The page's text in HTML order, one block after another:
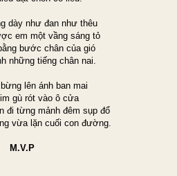
dày như đan như thêu
em một vầng sáng tỏ
bước chân của gió
những tiếng chân nai.
lên ánh ban mai
gù rót vào ô cửa
đi từng mảnh đêm sụp đổ
vừa lặn cuối con đường.
M.V.P